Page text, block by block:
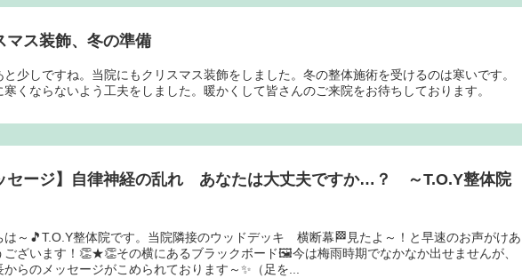
マス装飾、冬の準備
と少しですね。当院にもクリスマス装飾をしました。冬の整体施術を受けるのは寒いです。
寒くならないよう工夫をしました。暖かくして皆さんのご来院をお待ちしております。
セージ】自律神経の乱れ あなたは大丈夫ですか…？ ～T.O.Y整体院
は～🎵T.O.Y整体院です。当院隣接のウッドデッキ 横断幕🏁見たよ～！と早速のお声がけあ
ございます！👏★👏その横にあるブラックボード🖼今は梅雨時期でなかなか出せませんが、
からのメッセージがこめられております～✨（足を...